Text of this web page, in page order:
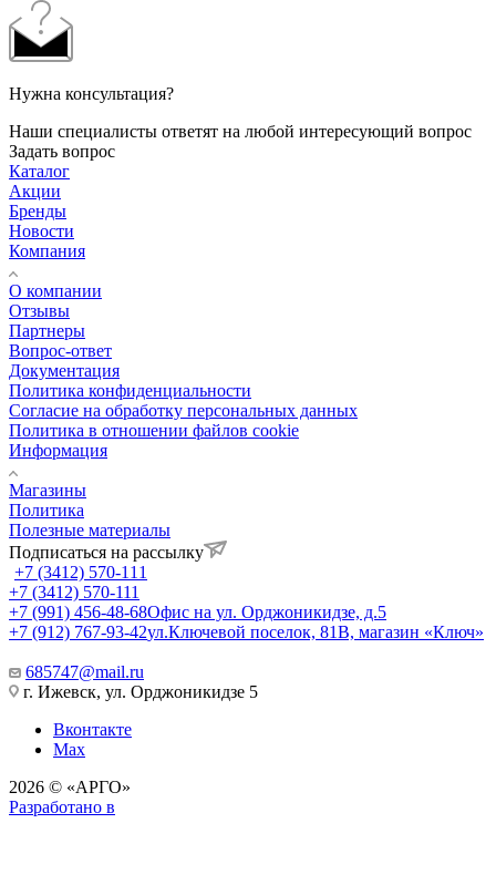
Нужна консультация?
Наши специалисты ответят на любой интересующий вопрос
Задать вопрос
Каталог
Акции
Бренды
Новости
Компания
О компании
Отзывы
Партнеры
Вопрос-ответ
Документация
Политика конфиденциальности
Согласие на обработку персональных данных
Политика в отношении файлов cookie
Информация
Магазины
Политика
Полезные материалы
Подписаться на рассылку
+7 (3412) 570-111
+7 (3412) 570-111
+7 (991) 456-48-68Офис на ул. Орджоникидзе, д.5
+7 (912) 767-93-42ул.Ключевой поселок, 81В, магазин «Ключ»
685747@mail.ru
г. Ижевск, ул. Орджоникидзе 5
Вконтакте
Max
2026 © «АРГО»
Разработано в